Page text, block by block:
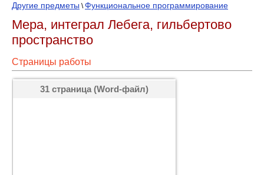
Другие предметы \Функциональное программирование
Мера, интеграл Лебега, гильбертово
пространство
Страницы работы
31 страница (Word-файл)